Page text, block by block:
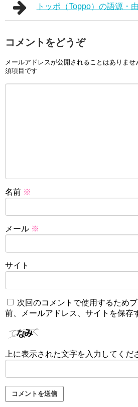
トッポ（Toppo）の語源・
コメントをどうぞ
メールアドレスが公開されることはありませ
須項目です
名前 ※
メール ※
サイト
次回のコメントで使用するため
前、メールアドレス、サイトを保存
上に表示された文字を入力してくだ